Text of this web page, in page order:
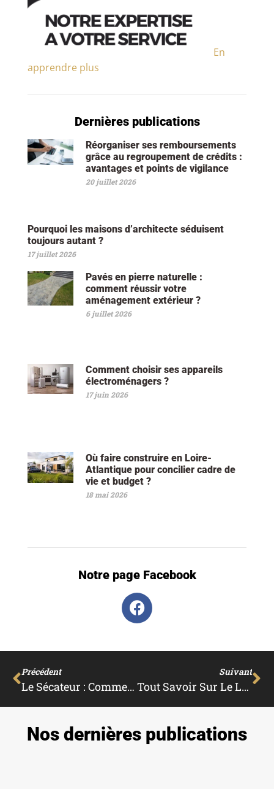
En
apprendre plus
Dernières publications
Réorganiser ses remboursements
grâce au regroupement de crédits :
avantages et points de vigilance
20 juillet 2026
Pourquoi les maisons d’architecte séduisent
toujours autant ?
17 juillet 2026
Pavés en pierre naturelle :
comment réussir votre
aménagement extérieur ?
6 juillet 2026
Comment choisir ses appareils
électroménagers ?
17 juin 2026
Où faire construire en Loire-
Atlantique pour concilier cadre de
vie et budget ?
18 mai 2026
Notre page Facebook
Précédent
Le Sécateur : Comment Entretenir Cet Outil De Jardin
Suivant
Tout Savoir Sur Le Lombricomposteur
Nos dernières publications